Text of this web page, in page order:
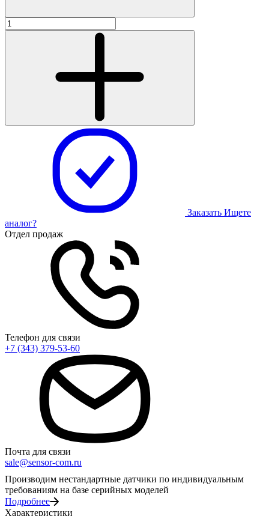
Заказать Ищете
аналог?
Отдел продаж
Телефон для связи
+7 (343) 379-53-60
Почта для связи
sale@sensor-com.ru
Производим нестандартные датчики по индивидуальным
требованиям на базе серийных моделей
Подробнее
Характеристики